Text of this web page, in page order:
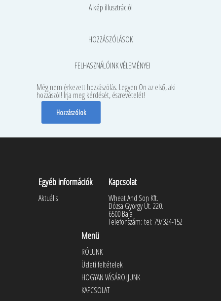
A kép illusztráció!
HOZZÁSZÓLÁSOK
FELHASZNÁLÓINK VÉLEMÉNYEI
Még nem érkezett hozzászólás. Legyen Ön az első, aki
hozzászól! Írja meg kérdését, észrevételét!
Hozzászólok
Egyéb információk
Aktuális
Kapcsolat
Wheat And Son Kft.
Dózsa György Út. 220.
6500 Baja
Telefonszám: tel: 79/324-152
Menü
RÓLUNK
Üzleti feltételek
HOGYAN VÁSÁROLJUNK
KAPCSOLAT